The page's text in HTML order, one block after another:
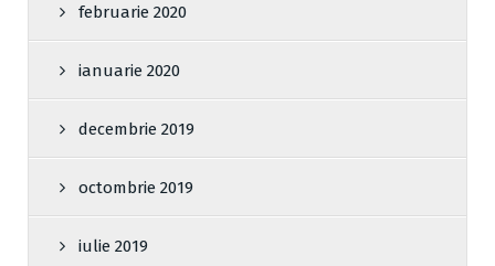
februarie 2020
ianuarie 2020
decembrie 2019
octombrie 2019
iulie 2019